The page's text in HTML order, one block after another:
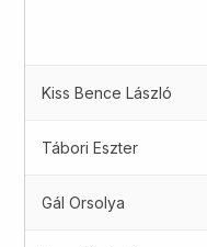
Kiss Bence László
Tábori Eszter
Gál Orsolya